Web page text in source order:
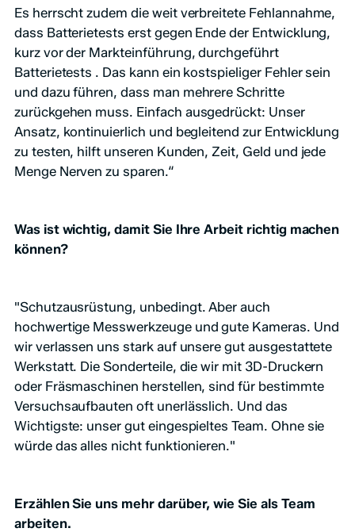
Es herrscht zudem die weit verbreitete Fehlannahme,
dass Batterietests erst gegen Ende der Entwicklung,
kurz vor der Markteinführung, durchgeführt
Batterietests . Das kann ein kostspieliger Fehler sein
und dazu führen, dass man mehrere Schritte
zurückgehen muss. Einfach ausgedrückt: Unser
Ansatz, kontinuierlich und begleitend zur Entwicklung
zu testen, hilft unseren Kunden, Zeit, Geld und jede
Menge Nerven zu sparen.“
Was ist wichtig, damit Sie Ihre Arbeit richtig machen
können?
"Schutzausrüstung, unbedingt. Aber auch
hochwertige Messwerkzeuge und gute Kameras. Und
wir verlassen uns stark auf unsere gut ausgestattete
Werkstatt. Die Sonderteile, die wir mit 3D-Druckern
oder Fräsmaschinen herstellen, sind für bestimmte
Versuchsaufbauten oft unerlässlich. Und das
Wichtigste: unser gut eingespieltes Team. Ohne sie
würde das alles nicht funktionieren."
Erzählen Sie uns mehr darüber, wie Sie als Team
arbeiten.